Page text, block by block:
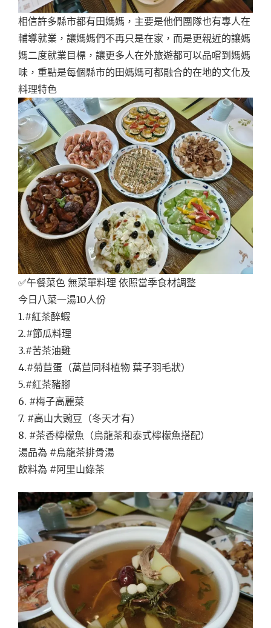
相信許多縣市都有田媽媽，主要是他們團隊也有專人在
輔導就業，讓媽媽們不再只是在家，而是更親近的讓媽
媽二度就業目標，讓更多人在外旅遊都可以品嚐到媽媽
味，重點是每個縣市的田媽媽可都融合的在地的文化及
料理特色
✅午餐菜色 無菜單料理 依照當季食材調整
今日八菜一湯10人份
1.#紅茶醉蝦
2.#節瓜料理
3.#苦茶油雞
4.#菊苣蛋（萵苣同科植物 葉子羽毛狀）
5.#紅茶豬腳
6. #梅子高麗菜
7. #高山大豌豆（冬天才有）
8. #茶香檸檬魚（烏龍茶和泰式檸檬魚搭配）
湯品為 #烏龍茶排骨湯
飲料為 #阿里山綠茶